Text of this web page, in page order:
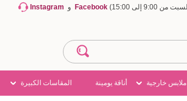
Facebook و Instagram
ملابس خارجية أناقة يومينة المقاسات الكبيرة